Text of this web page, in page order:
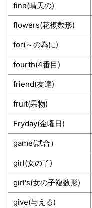
fine(晴天の)
flowers(花複数形)
for(～の為に)
fourth(4番目)
friend(友達)
fruit(果物)
Fryday(金曜日)
game(試合）
girl(女の子)
girl's(女の子複数形)
give(与える)